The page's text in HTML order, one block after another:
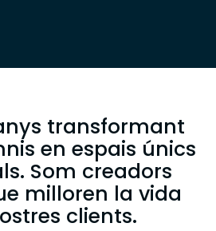
transformant
en espais únics
Som creadors
milloren la vida
clients.